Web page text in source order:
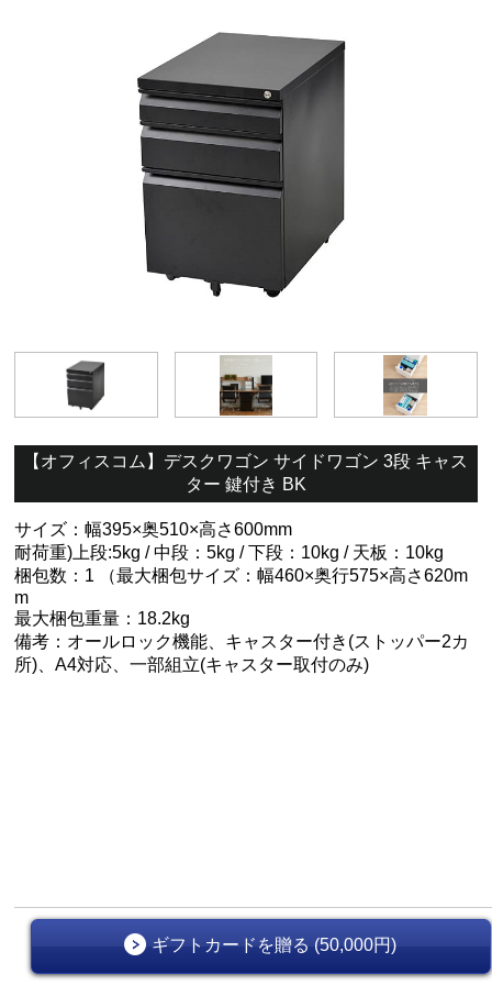
【オフィスコム】デスクワゴン サイドワゴン 3段 キャス
ター 鍵付き BK
サイズ：幅395×奥510×高さ600mm
耐荷重)上段:5kg / 中段：5kg / 下段：10kg / 天板：10kg
梱包数：1 （最大梱包サイズ：幅460×奥行575×高さ620m
m
最大梱包重量：18.2kg
備考：オールロック機能、キャスター付き(ストッパー2カ
所)、A4対応、一部組立(キャスター取付のみ)
ギフトカードを贈る (50,000円)